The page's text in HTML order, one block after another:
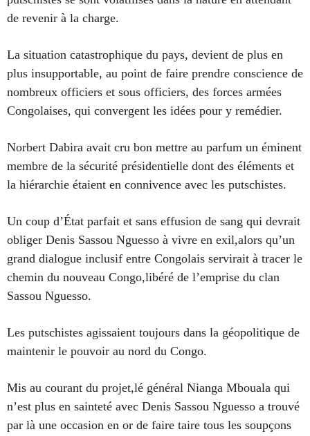
de revenir à la charge.
La situation catastrophique du pays, devient de plus en
plus insupportable, au point de faire prendre conscience de
nombreux officiers et sous officiers, des forces armées
Congolaises, qui convergent les idées pour y remédier.
Norbert Dabira avait cru bon mettre au parfum un éminent
membre de la sécurité présidentielle dont des éléments et
la hiérarchie étaient en connivence avec les putschistes.
Un coup d’État parfait et sans effusion de sang qui devrait
obliger Denis Sassou Nguesso à vivre en exil,alors qu’un
grand dialogue inclusif entre Congolais servirait à tracer le
chemin du nouveau Congo,libéré de l’emprise du clan
Sassou Nguesso.
Les putschistes agissaient toujours dans la géopolitique de
maintenir le pouvoir au nord du Congo.
Mis au courant du projet,lé général Nianga Mbouala qui
n’est plus en sainteté avec Denis Sassou Nguesso a trouvé
par là une occasion en or de faire taire tous les soupçons